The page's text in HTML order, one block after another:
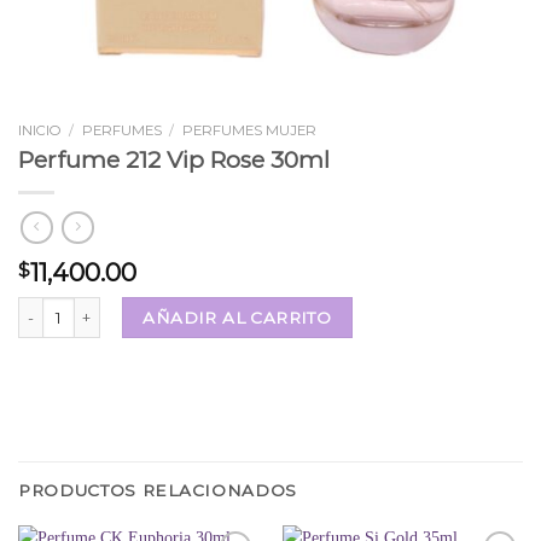
INICIO / PERFUMES / PERFUMES MUJER
Perfume 212 Vip Rose 30ml
$11,400.00
Perfume 212 Vip Rose 30ml cantidad
AÑADIR AL CARRITO
PRODUCTOS RELACIONADOS